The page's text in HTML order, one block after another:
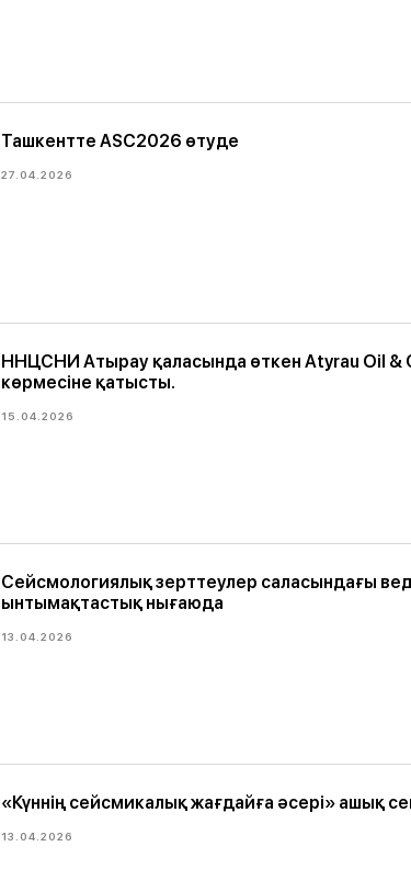
Ташкентте ASC2026 өтуде
27.04.2026
ННЦСНИ Атырау қаласында өткен Atyrau Oil &
көрмесіне қатысты.
15.04.2026
Сейсмологиялық зерттеулер саласындағы
ынтымақтастық нығаюда
13.04.2026
«Күннің сейсмикалық жағдайға әсері» ашық
13.04.2026